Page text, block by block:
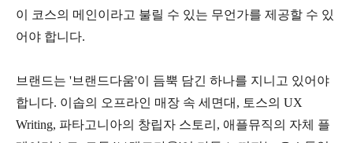
이 코스의 메인이라고 불릴 수 있는 무언가를 제공할 수 있
어야 합니다.
브랜드는 '브랜드다움'이 듬뿍 담긴 하나를 지니고 있어야
합니다. 이솝의 오프라인 매장 속 세면대, 토스의 UX
Writing, 파타고니아의 창립자 스토리, 애플뮤직의 자체 플